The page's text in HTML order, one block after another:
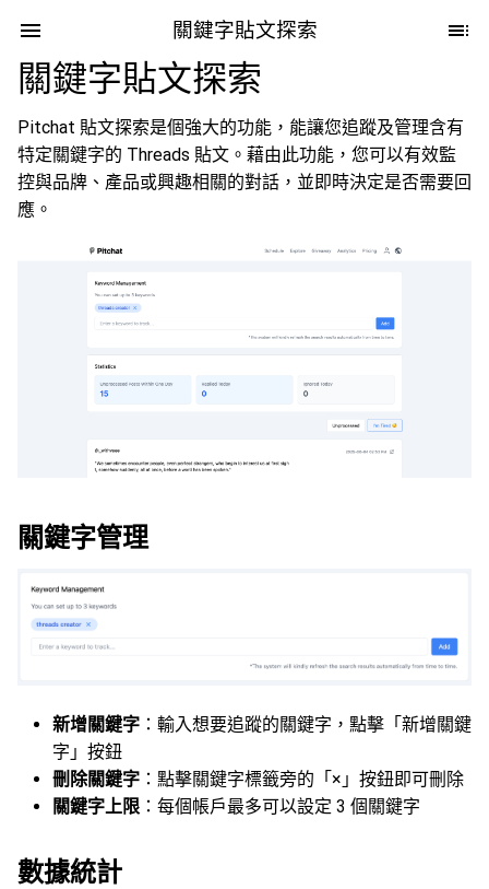
關鍵字貼文探索
關鍵字貼文探索
Pitchat 貼文探索是個強大的功能，能讓您追蹤及管理含有
特定關鍵字的 Threads 貼文。藉由此功能，您可以有效監
控與品牌、產品或興趣相關的對話，並即時決定是否需要回
應。
關鍵字管理
新增關鍵字 ：輸入想要追蹤的關鍵字，點擊「新增關鍵
字」按鈕
刪除關鍵字 ：點擊關鍵字標籤旁的「×」按鈕即可刪除
關鍵字上限 ：每個帳戶最多可以設定 3 個關鍵字
數據統計